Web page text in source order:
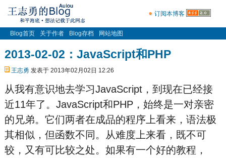
订阅本博客
Blog首页 关于作者 Blog存档 网站地图
2013-02-02：JavaScript和PHP
王志勇 发表于 2013年02月02日 12:26
从我有意识地去学习JavaScript，到现在已经接
近11年了。JavaScript和PHP，始终是一对亲密
的兄弟。它们两者在成品的程序上看来，语法极
其相似，但函数不同。从难度上来看，既不可
较，又有可比较之处。如果有一个好的教程，